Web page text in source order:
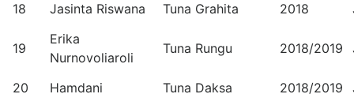
18 Jasinta Riswana Tuna Grahita 2018
19
Erika
Nurnovoliaroli
Tuna Rungu 2018/2019
20 Hamdani Tuna Daksa 2018/2019